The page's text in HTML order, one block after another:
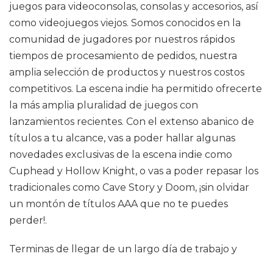
juegos para videoconsolas, consolas y accesorios, así
como videojuegos viejos. Somos conocidos en la
comunidad de jugadores por nuestros rápidos
tiempos de procesamiento de pedidos, nuestra
amplia selección de productos y nuestros costos
competitivos. La escena indie ha permitido ofrecerte
la más amplia pluralidad de juegos con
lanzamientos recientes. Con el extenso abanico de
títulos a tu alcance, vas a poder hallar algunas
novedades exclusivas de la escena indie como
Cuphead y Hollow Knight, o vas a poder repasar los
tradicionales como Cave Story y Doom, ¡sin olvidar
un montón de títulos AAA que no te puedes
perder!.
Terminas de llegar de un largo día de trabajo y